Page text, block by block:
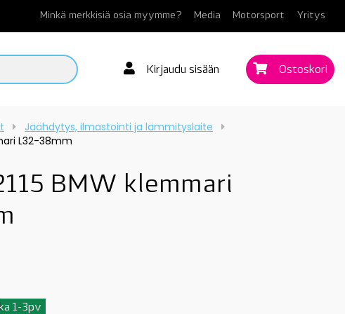
Minkä merkkisiä osia myymme? Media Motorsport Yritys
Kirjaudu sisään Ostoskori
Jäähdytys, ilmastointi ja lämmityslaite
L32-38mm
BMW klemmari
1-3pv